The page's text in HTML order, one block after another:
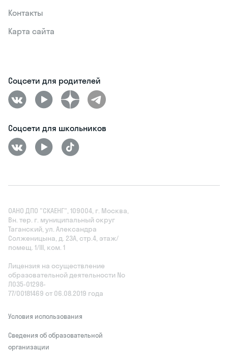
Контакты
Карта сайта
Соцсети для родителей
Соцсети для школьников
ОАНО ДПО "СКАЕНГ", 109004, г. Москва,
Вн. тер. г. муниципальный округ
Таганский, ул. Александра
Солженицына, д. 23А, стр.4, этаж/
помещ. 1/III, ком. 1
Лицензия на осуществление
образовательной деятельности No
Л035‑01298-
77/00181469 от 06.08.2019 года
Условия использования
Сведения об образовательной
организации